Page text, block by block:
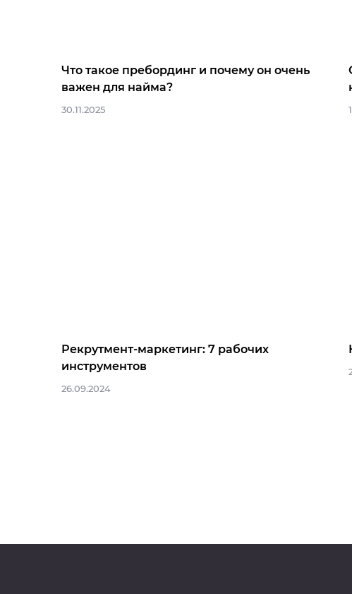
Что такое пребординг и почему он очень
важен для найма?
30.11.2025
Рекрутмент-маркетинг: 7 рабочих
инструментов
26.09.2024